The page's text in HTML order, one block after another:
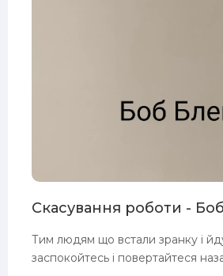
Скасування роботи -
Тим людям що встали зранку і
заспокойтесь і повертайтеся